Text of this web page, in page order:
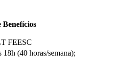
Benefícios
FEESC
18h (40 horas/semana);